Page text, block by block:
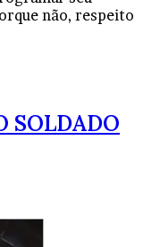
não, respeito
SOLDADO